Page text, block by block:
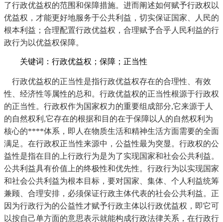
了行政优益权的范围和保障措施。进而阐述如何赋予行政权以
优益权，才能更好地服务于公共利益，切实保证国家、人民的
根本利益；合理配置行政优益权，合理赋予合乎人民利益的行
政行为以优益权保障。
关键词：行政优益权；保障；正当性
行政优益权的正当性是指行政优益权存在的合理性、有效
性、经济性等属性的总和。行政优益权的正当性根源于行政权
的正当性。行政权作为国家权力的重要组成部分,它来源于人
的自然权利,它存在的根据和目的在于保障以人的自然权利为
核心的****体系，即人在物质生活和精神生活方面需要的全面
满足。在行政权正当性来源中，公益性最为突显。行政权的公
益性是指在目的上行政行为是为了实现国家和社会公共利益。
公共利益具有价值上的终极性和优先性。行政行为以实现国家
和社会公共利益为根本目标，要对国家、集体、个人利益统筹
兼顾、合理安排，必须保证行政主体代表的社会公共利益。正
因为行政行为的公益性才赋予行政主体以行政优益权，即它可
以按自己单方面的意思表示就能构成行政法律关系，在行政行